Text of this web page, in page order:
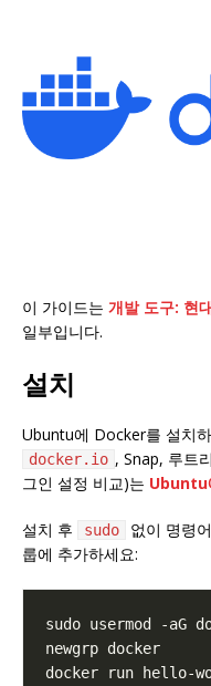
이 가이드는 개발 도구: 현
일부입니다.
설치
Ubuntu에 Docker를 설치
docker.io , Snap, 루트
그인 설정 비교)는 Ubuntu
설치 후 sudo 없이 명령
룹에 추가하세요: